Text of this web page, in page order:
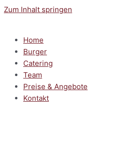
Zum Inhalt springen
Home
Burger
Catering
Team
Preise & Angebote
Kontakt